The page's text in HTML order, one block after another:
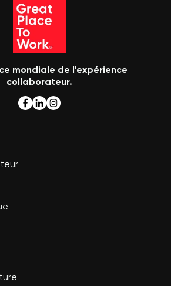
mondiale de l'expérience
collaborateur.